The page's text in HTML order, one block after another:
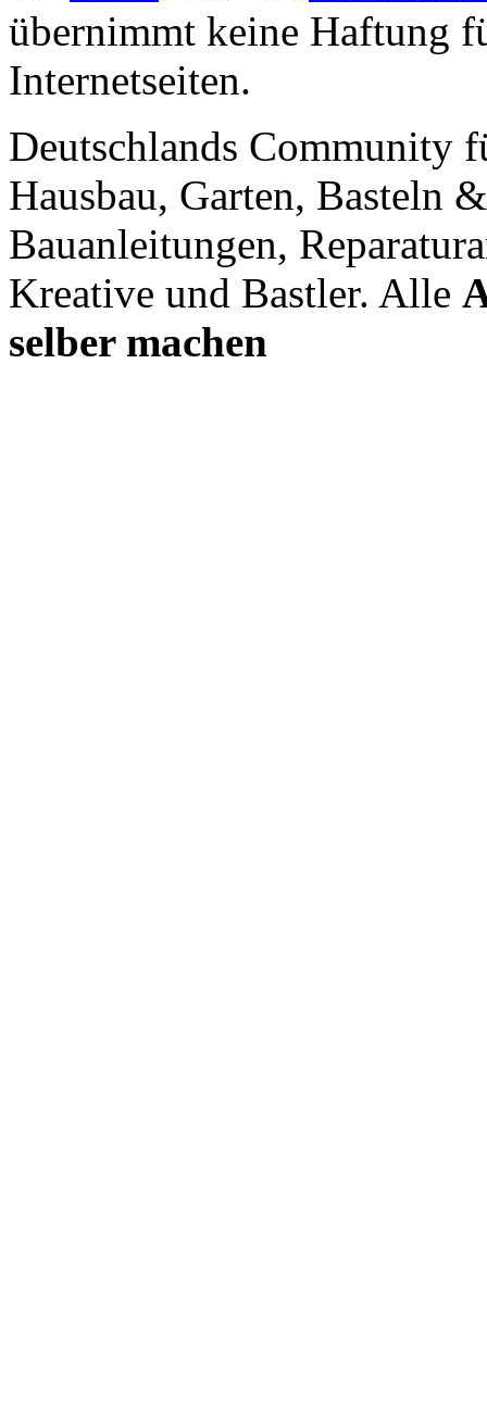
übernimmt keine Haftung
Internetseiten.
Deutschlands Community
Hausbau, Garten, Basteln
Bauanleitungen,
Kreative und Bastler. Alle
selber machen